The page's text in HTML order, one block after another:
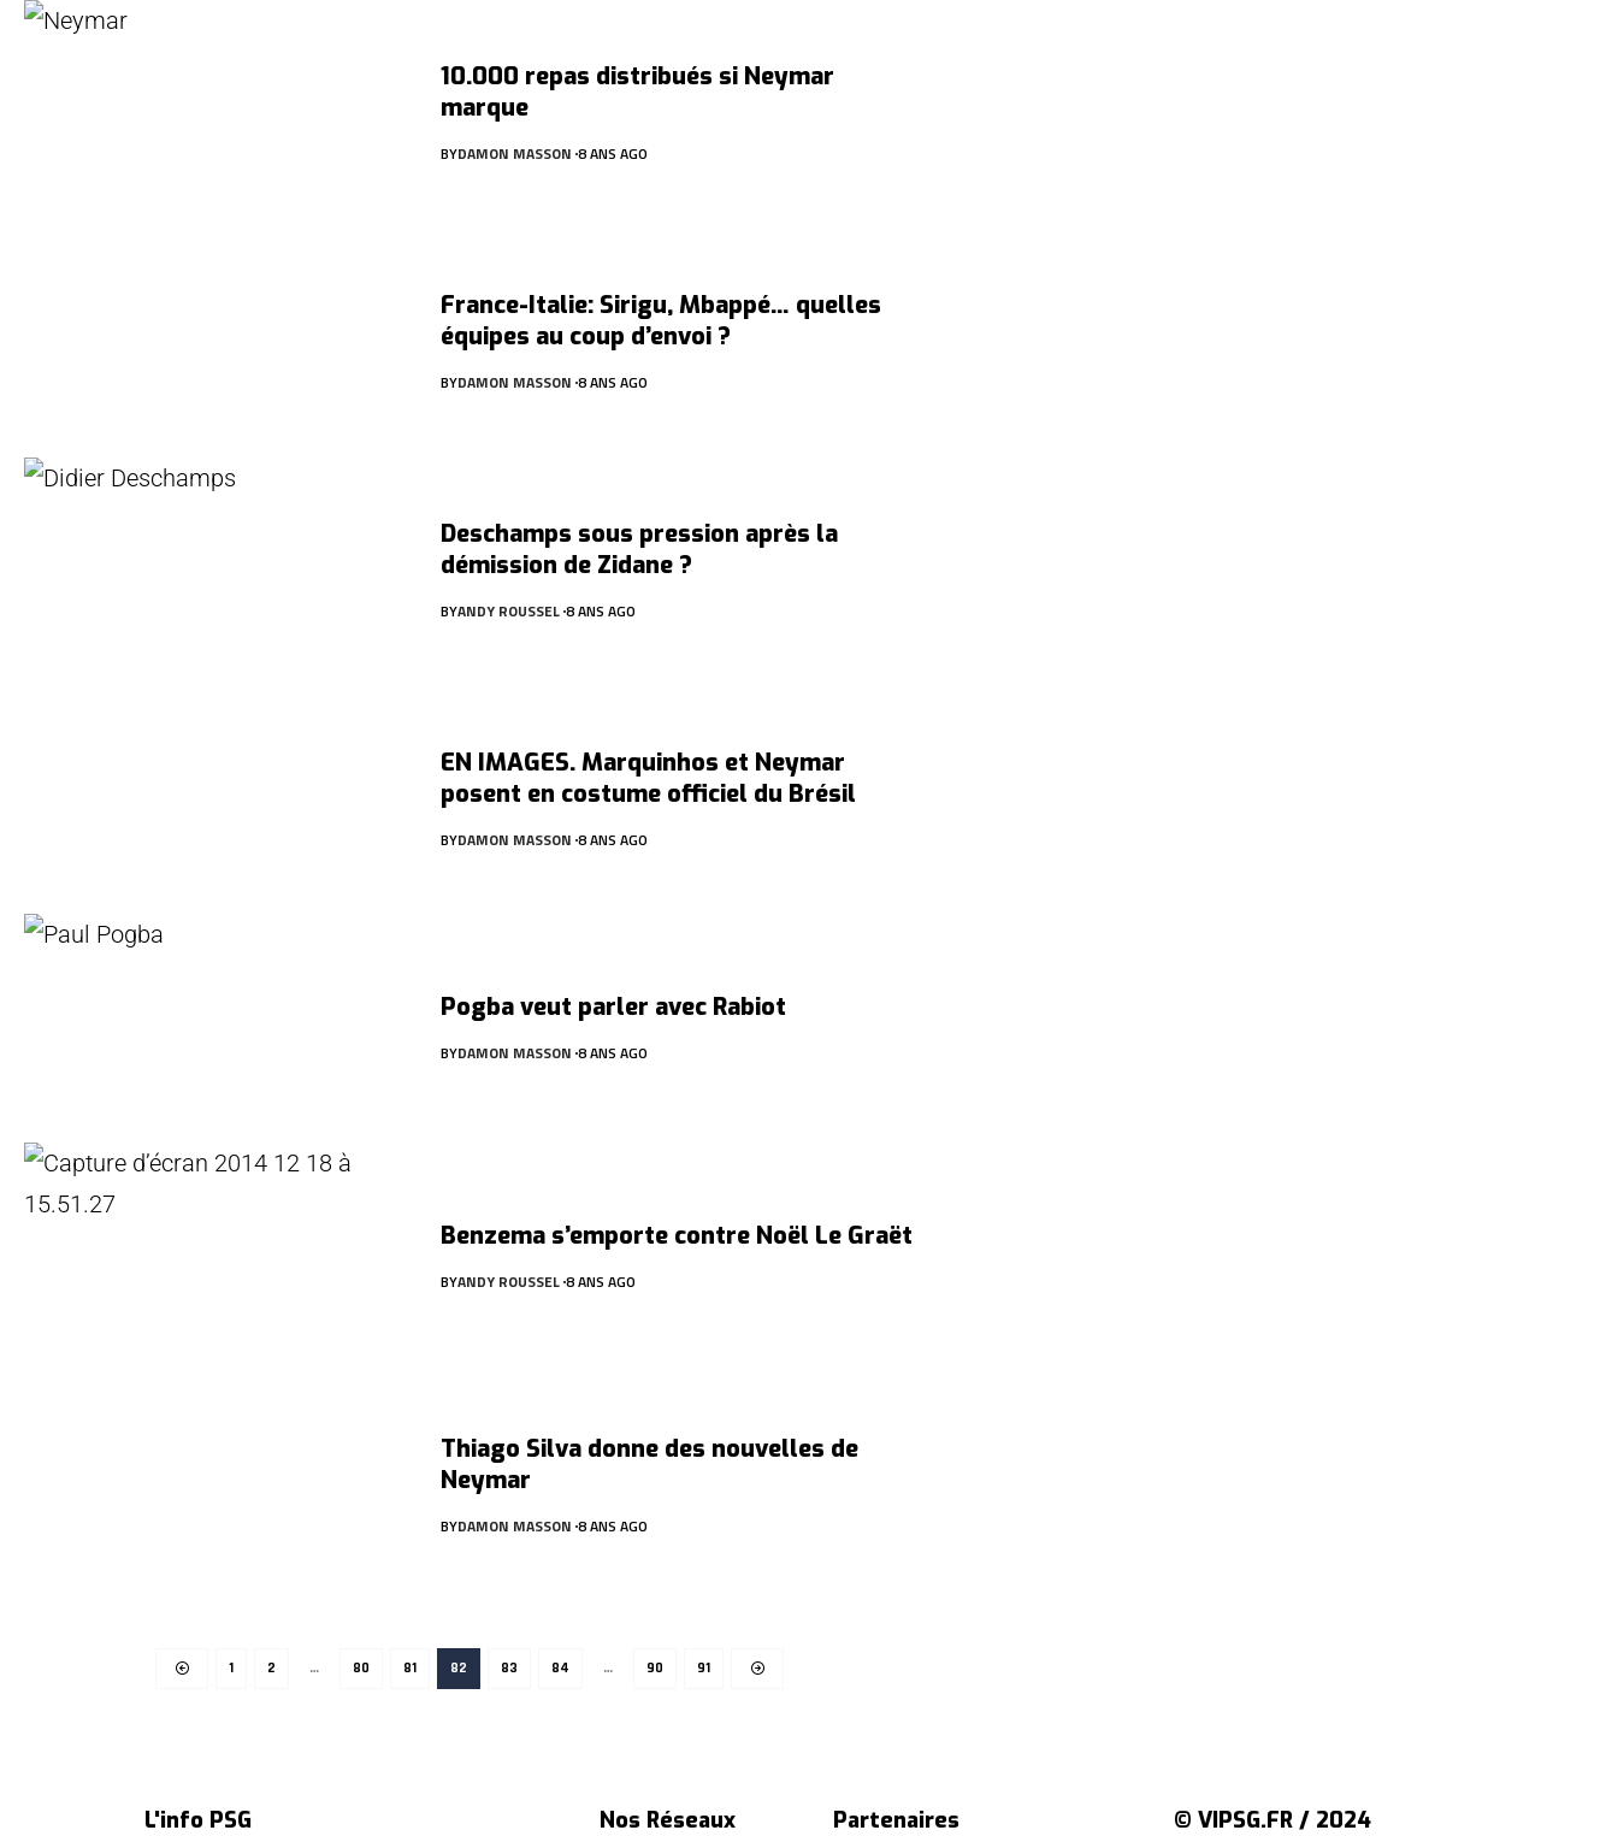
10.000 repas distribués si Neymar
marque
BYDAMON MASSON 8 ANS AGO
France-Italie: Sirigu, Mbappé… quelles
équipes au coup d’envoi ?
BYDAMON MASSON 8 ANS AGO
Deschamps sous pression après la
démission de Zidane ?
BYANDY ROUSSEL 8 ANS AGO
EN IMAGES. Marquinhos et Neymar
posent en costume officiel du Brésil
BYDAMON MASSON 8 ANS AGO
Pogba veut parler avec Rabiot
BYDAMON MASSON 8 ANS AGO
Benzema s’emporte contre Noël Le Graët
BYANDY ROUSSEL 8 ANS AGO
Thiago Silva donne des nouvelles de
Neymar
BYDAMON MASSON 8 ANS AGO
1 2 … 80 81 82 83 84 … 90 91
L'info PSG Nos Réseaux Partenaires © VIPSG.FR / 2024